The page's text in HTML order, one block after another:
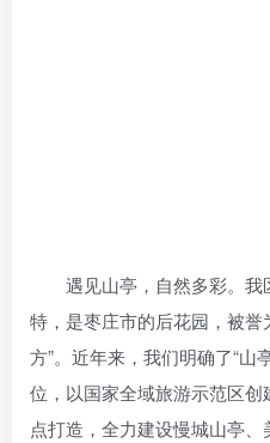
遇见山亭，自然多彩。
特，是枣庄市的后花园，被誉
方”。近年来，我们明确了“山
位，以国家全域旅游示范区
点打造，全力建设慢城山亭、